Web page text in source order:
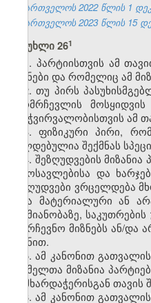
საქართველოს 2022 წლის 1
საქართველოს 2023 წლის 15
მუხლი 26​1
1. პარტიისთვის ამ
მიზნები და რომელიც ამ
2. თუ პირს
ამომრჩევლის
გამჭვირვალობისთვის ამ
3. ფიზიკური პირი,
ვალდებულია შექმნას
4. შეზღუდვების
შემოსავლებისა და
შეზღუდვები ვრცელდება
სხვა მატერიალური ან
საქმიანობაზე,
საარჩევნო მიზნებს ან/
მიზნით.
5. ამ კანონით
რომელთა მიზანია
ან მხარდაჭერისგან თავის
6. ამ კანონით